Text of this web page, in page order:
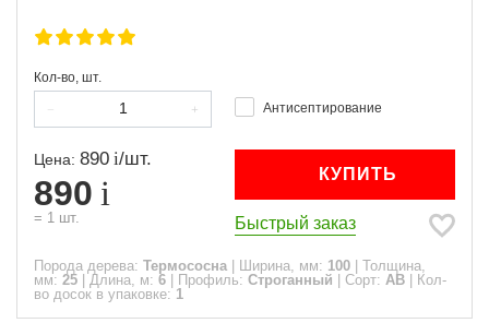
Кол-во, шт.
Антисептирование
Цена: 890 /шт.
890
= 1 шт.
КУПИТЬ
Быстрый заказ
Порода дерева: Термососна Ширина, мм: 100
Толщина,
мм: 25 Длина, м: 6 Профиль: Строганный Сорт: АВ
Кол-
во досок в упаковке: 1